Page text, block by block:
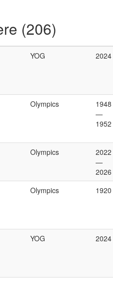
(206)
YOG 2024
Olympics
1948
—
1952
Olympics
2022
—
2026
Olympics 1920
YOG 2024